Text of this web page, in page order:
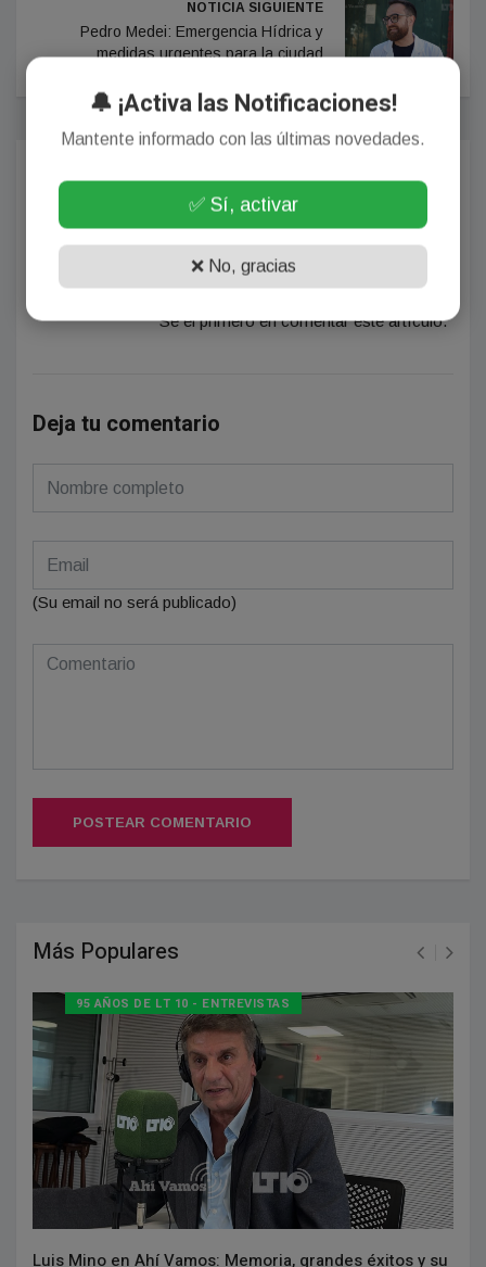
NOTICIA SIGUIENTE
Pedro Medei: Emergencia Hídrica y
medidas urgentes para la ciudad
Comentarios
¡Sin comentarios aún!
Se el primero en comentar este artículo.
Deja tu comentario
(Su email no será publicado)
POSTEAR COMENTARIO
Más Populares
95 AÑOS DE LT 10 - ENTREVISTAS
Luis Mino en Ahí Vamos: Memoria, grandes éxitos y su
🔔 ¡Activa las Notificaciones!
Mantente informado con las últimas novedades.
✅ Sí, activar
❌ No, gracias